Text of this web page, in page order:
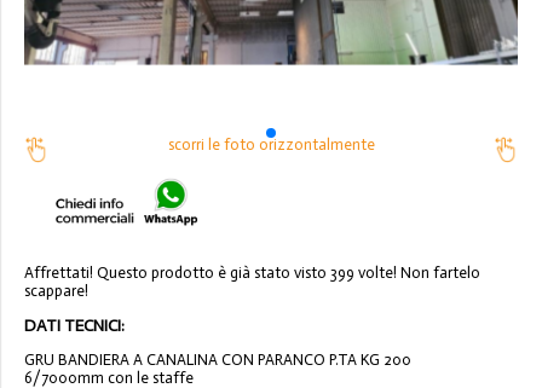
scorri le foto orizzontalmente
Affrettati! Questo prodotto è già stato visto 399 volte! Non fartelo
scappare!
DATI TECNICI:
GRU BANDIERA A CANALINA CON PARANCO P.TA KG 200
6/7000mm con le staffe